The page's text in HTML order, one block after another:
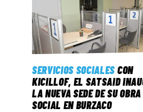
SERVICIOS SOCIALESCON
KICILLOF, EL SATSAID
LA NUEVA SEDE DE SU OBRA
SOCIAL EN BURZACO